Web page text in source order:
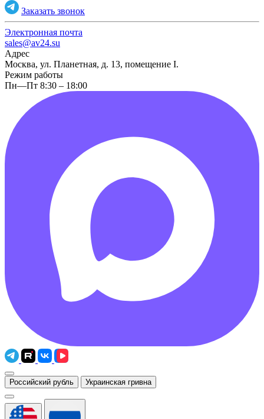
Заказать звонок
Электронная почта
sales@av24.su
Адрес
Москва, ул. Планетная, д. 13, помещение I.
Режим работы
Пн—Пт 8:30 – 18:00
Российский рубль Украинская гривна